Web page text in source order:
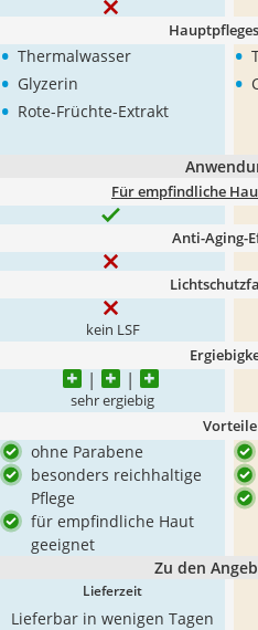
• Thermalwasser
• Glyzerin
• Rote-Früchte-Extrakt
•
•
Für empfindliche
Anti-Aging-
kein LSF
sehr ergiebig
Vorteile
ohne Parabene
besonders reichhaltige
Pflege
für empfindliche Haut
geeignet
Zu den
Lieferzeit
Lieferbar in wenigen Tagen